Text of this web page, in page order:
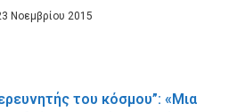
Νοεμβρίου 2015
του κόσμου”: «Μια